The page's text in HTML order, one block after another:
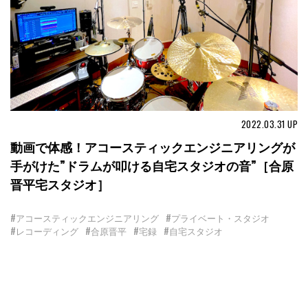
2022.03.31 UP
動画で体感！アコースティックエンジニアリングが
手がけた”ドラムが叩ける自宅スタジオの音”［合原
晋平宅スタジオ］
#アコースティックエンジニアリング #プライベート・スタジオ
#レコーディング #合原晋平 #宅録 #自宅スタジオ